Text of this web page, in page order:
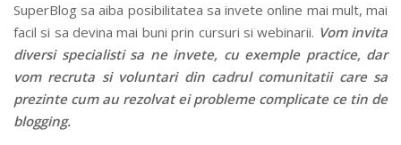
SuperBlog sa aiba posibilitatea sa invete online mai mult, mai
facil si sa devina mai buni prin cursuri si webinarii. Vom invita
diversi specialisti sa ne invete, cu exemple practice, dar
vom recruta si voluntari din cadrul comunitatii care sa
prezinte cum au rezolvat ei probleme complicate ce tin de
blogging.